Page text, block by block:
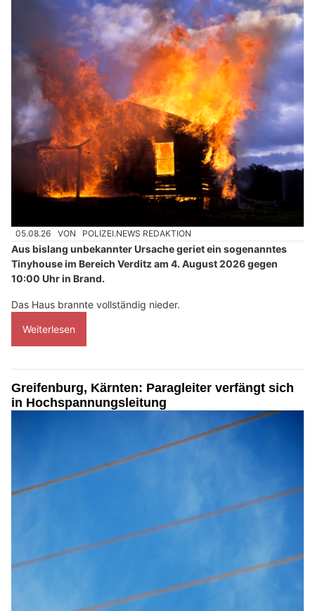
05.08.26 VON POLIZEI.NEWS REDAKTION
Aus bislang unbekannter Ursache geriet ein sogenanntes
Tinyhouse im Bereich Verditz am 4. August 2026 gegen
10:00 Uhr in Brand.
Das Haus brannte vollständig nieder.
Weiterlesen
Greifenburg, Kärnten: Paragleiter verfängt sich
in Hochspannungsleitung